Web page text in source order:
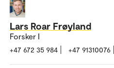
Lars Roar Frøyland
Forsker I
+47 672 35 984 +47 91310076